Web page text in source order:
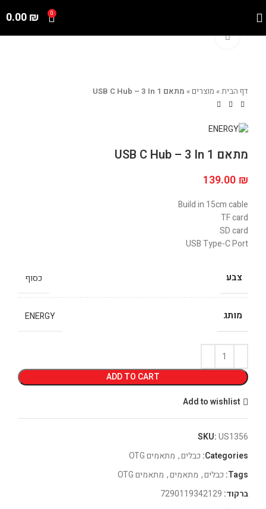
0
0.00₪
Click to enlarge
דף הבית» מוצרים» מתאם USB C Hub – 3 In 1
מתאם USB C Hub – 3 In 1
139.00 ₪
Build in 15cm cable
TF card
SD card
USB Type-C Port
צבע כסוף
מותג ENERGY
ADD TO CART
Add to wishlist
SKU:US1356
Categories: כבלים, מתאמים OTG
Tags: כבלים, מתאמים, מתאמים OTG
ברקוד: